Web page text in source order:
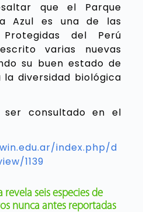
que el Parque
Azul es una de las
del Perú
varias nuevas
su buen estado de
diversidad biológica
consultado en el
index.php/d
1139
seis especies de
nunca antes reportadas